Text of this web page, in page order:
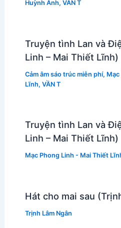
Huỳnh Anh, VẦN T
Truyện tình Lan và
Linh – Mai Thiết Lĩnh)
Cảm âm sáo trúc miễn phí,
Lĩnh, VẦN T
Truyện tình Lan và
Linh – Mai Thiết Lĩnh)
Mạc Phong Linh - Mai Thiết
Hát cho mai sau
Trịnh Lâm Ngân